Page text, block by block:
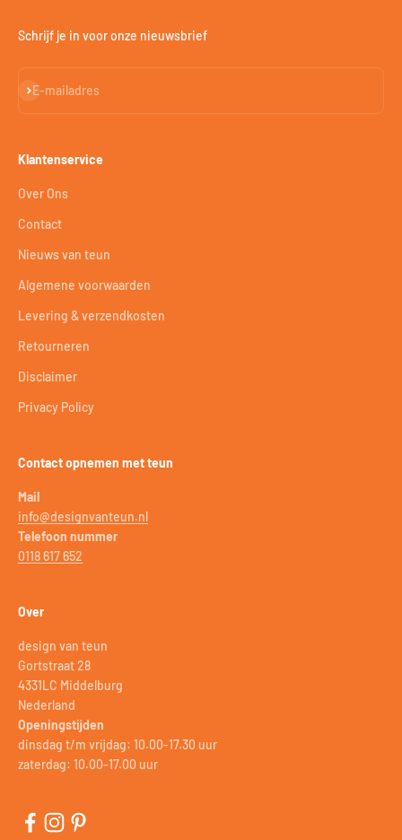
Schrijf je in voor onze nieuwsbrief
E-mailadres
Abonneren
Klantenservice
Over Ons
Contact
Nieuws van teun
Algemene voorwaarden
Levering & verzendkosten
Retourneren
Disclaimer
Privacy Policy
Contact opnemen met teun
Mail
info@designvanteun.nl
Telefoon nummer
0118 617 652
Over
design van teun
Gortstraat 28
4331LC Middelburg
Nederland
Openingstijden
dinsdag t/m vrijdag: 10.00-17.30 uur
zaterdag: 10.00-17.00 uur